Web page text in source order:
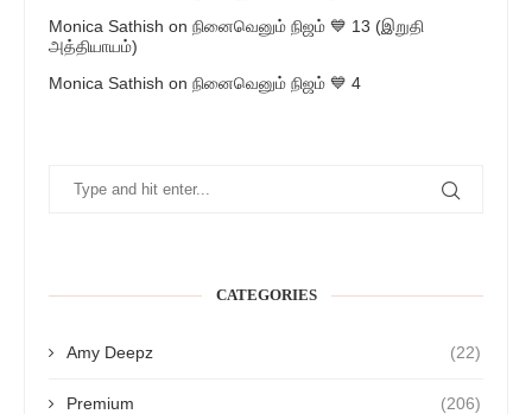
Monica Sathish on நினைவெனும் நிஜம் 💙 13 (இறுதி
அத்தியாயம்)
Monica Sathish on நினைவெனும் நிஜம் 💙 4
CATEGORIES
Amy Deepz (22)
Premium (206)